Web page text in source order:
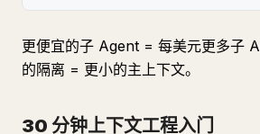
更便宜的子 Agent = 每美元更多子
的隔离 = 更小的主上下文。
30 分钟上下文工程入门